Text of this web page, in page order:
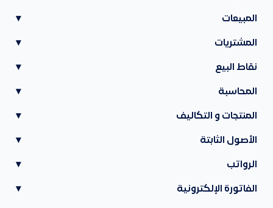
المبيعات ▾
المشتريات ▾
نقاط البيع ▾
المحاسبة ▾
المنتجات و التكاليف ▾
الأصول الثابتة ▾
الرواتب ▾
الفاتورة الإلكترونية ▾